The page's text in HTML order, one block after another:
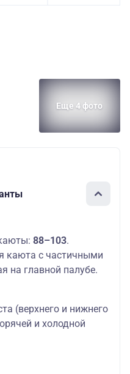
Еще 4 фото
88–103.
каюта с частичными
на главной палубе.
(верхнего и нижнего
и холодной